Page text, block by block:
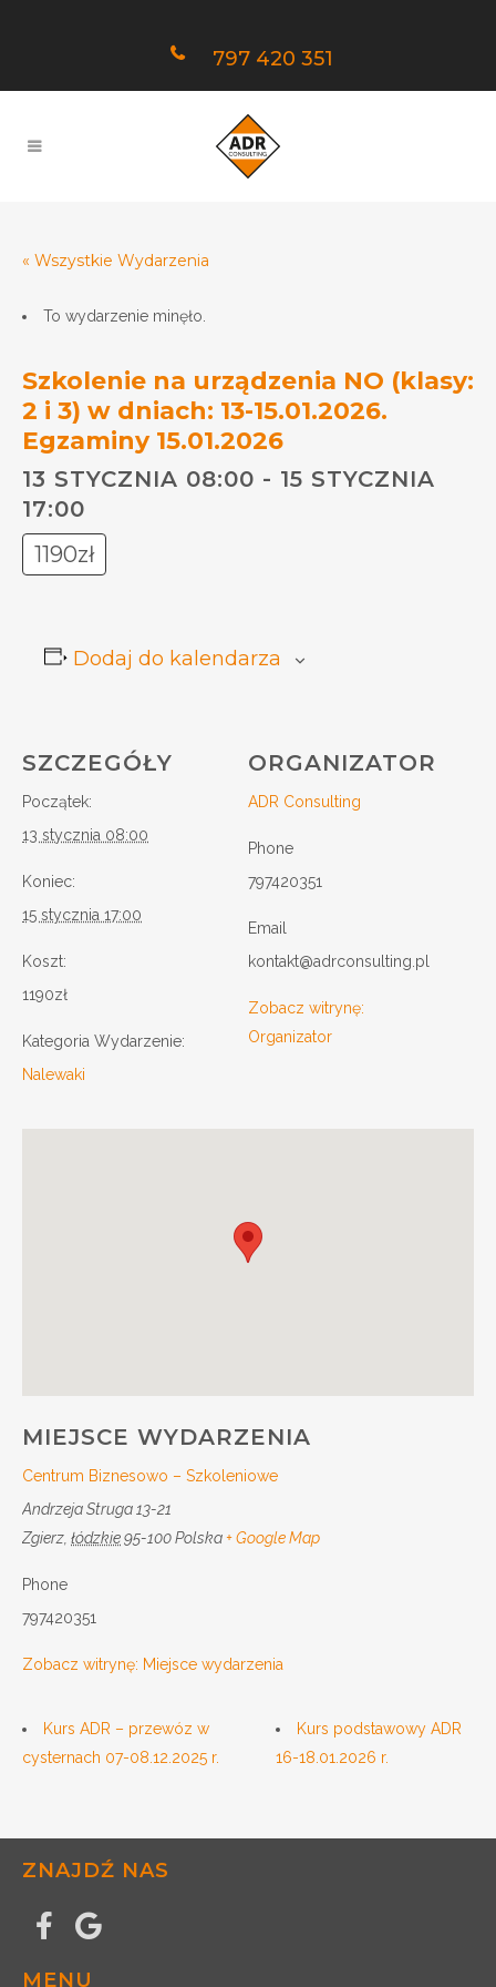
797 420 351
« Wszystkie Wydarzenia
To wydarzenie minęło.
Szkolenie na urządzenia NO (klasy:
2 i 3) w dniach: 13-15.01.2026.
Egzaminy 15.01.2026
13 STYCZNIA 08:00 - 15 STYCZNIA
17:00
1190zł
Dodaj do kalendarza
SZCZEGÓŁY
Początek:
13 stycznia 08:00
Koniec:
15 stycznia 17:00
Koszt:
1190zł
Kategoria Wydarzenie:
Nalewaki
ORGANIZATOR
ADR Consulting
Phone
797420351
Email
kontakt@adrconsulting.pl
Zobacz witrynę:
Organizator
MIEJSCE WYDARZENIA
Centrum Biznesowo – Szkoleniowe
Andrzeja Struga 13-21
Zgierz łódzkie95-100Polska+ Google Map
Phone
797420351
Zobacz witrynę: Miejsce wydarzenia
Kurs ADR – przewóz w
cysternach 07-08.12.2025 r.
Kurs podstawowy ADR
16-18.01.2026 r.
ZNAJDŹ NAS
MENU